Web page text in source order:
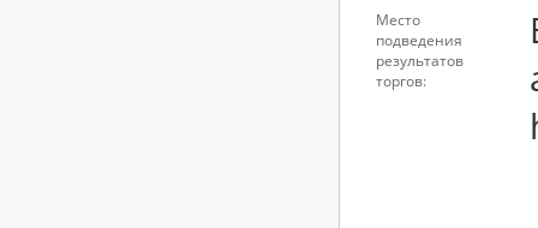
Место
подведения
результатов
торгов: